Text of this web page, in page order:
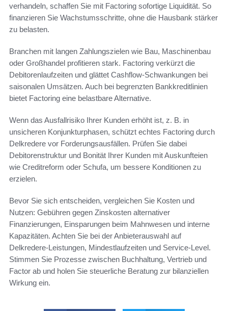
verhandeln, schaffen Sie mit Factoring sofortige Liquidität. So
finanzieren Sie Wachstumsschritte, ohne die Hausbank stärker
zu belasten.
Branchen mit langen Zahlungszielen wie Bau, Maschinenbau
oder Großhandel profitieren stark. Factoring verkürzt die
Debitorenlaufzeiten und glättet Cashflow-Schwankungen bei
saisonalen Umsätzen. Auch bei begrenzten Bankkreditlinien
bietet Factoring eine belastbare Alternative.
Wenn das Ausfallrisiko Ihrer Kunden erhöht ist, z. B. in
unsicheren Konjunkturphasen, schützt echtes Factoring durch
Delkredere vor Forderungsausfällen. Prüfen Sie dabei
Debitorenstruktur und Bonität Ihrer Kunden mit Auskunfteien
wie Creditreform oder Schufa, um bessere Konditionen zu
erzielen.
Bevor Sie sich entscheiden, vergleichen Sie Kosten und
Nutzen: Gebühren gegen Zinskosten alternativer
Finanzierungen, Einsparungen beim Mahnwesen und interne
Kapazitäten. Achten Sie bei der Anbieterauswahl auf
Delkredere-Leistungen, Mindestlaufzeiten und Service-Level.
Stimmen Sie Prozesse zwischen Buchhaltung, Vertrieb und
Factor ab und holen Sie steuerliche Beratung zur bilanziellen
Wirkung ein.